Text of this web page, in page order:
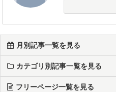
月別記事一覧を見る
カテゴリ別記事一覧を見る
フリーページ一覧を見る